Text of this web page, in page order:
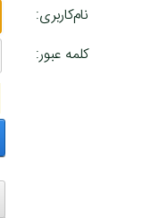
نام‌کاربری:
کلمه عبور: